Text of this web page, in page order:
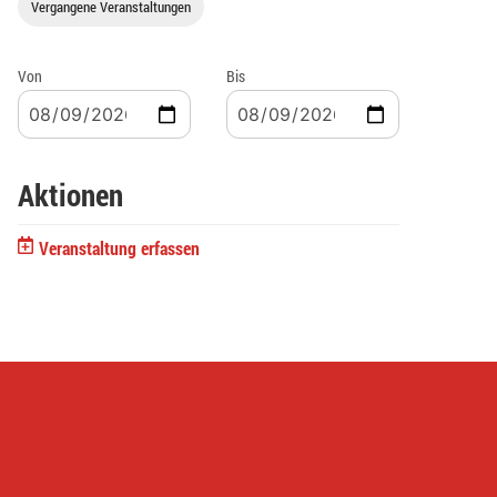
Vergangene Veranstaltungen
Von Bis
Aktionen
Veranstaltung erfassen